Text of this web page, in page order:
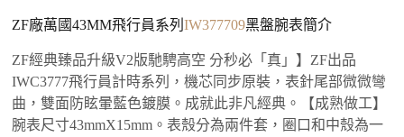
ZF廠萬國43MM飛行員系列IW377709黑盤腕表簡介
ZF經典臻品升級V2版馳騁高空 分秒必「真」】ZF出品
IWC3777飛行員計時系列，機芯同步原裝，表針尾部微微彎
曲，雙面防眩暈藍色鍍膜。成就此非凡經典。【成熟做工】
腕表尺寸43mmX15mm。表殼分為兩件套，圈口和中殼為一